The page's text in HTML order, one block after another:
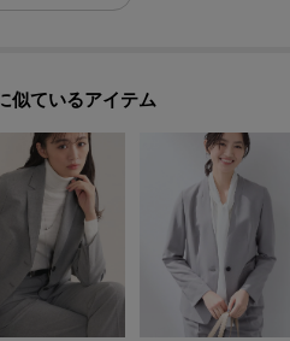
似ているアイテム